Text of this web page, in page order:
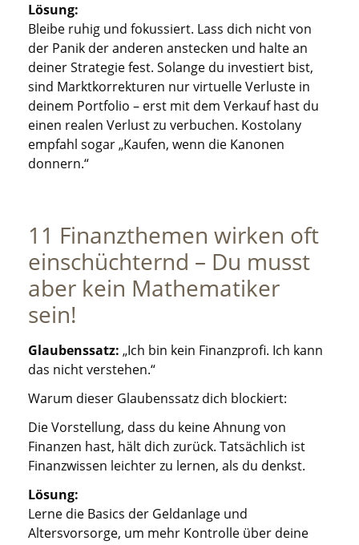
Lösung:
Bleibe ruhig und fokussiert. Lass dich nicht von
der Panik der anderen anstecken und halte an
deiner Strategie fest. Solange du investiert bist,
sind Marktkorrekturen nur virtuelle Verluste in
deinem Portfolio – erst mit dem Verkauf hast du
einen realen Verlust zu verbuchen. Kostolany
empfahl sogar „Kaufen, wenn die Kanonen
donnern.“
11 Finanzthemen wirken oft
einschüchternd – Du musst
aber kein Mathematiker
sein!
Glaubenssatz: „Ich bin kein Finanzprofi. Ich kann
das nicht verstehen.“
Warum dieser Glaubenssatz dich blockiert:
Die Vorstellung, dass du keine Ahnung von
Finanzen hast, hält dich zurück. Tatsächlich ist
Finanzwissen leichter zu lernen, als du denkst.
Lösung:
Lerne die Basics der Geldanlage und
Altersvorsorge, um mehr Kontrolle über deine